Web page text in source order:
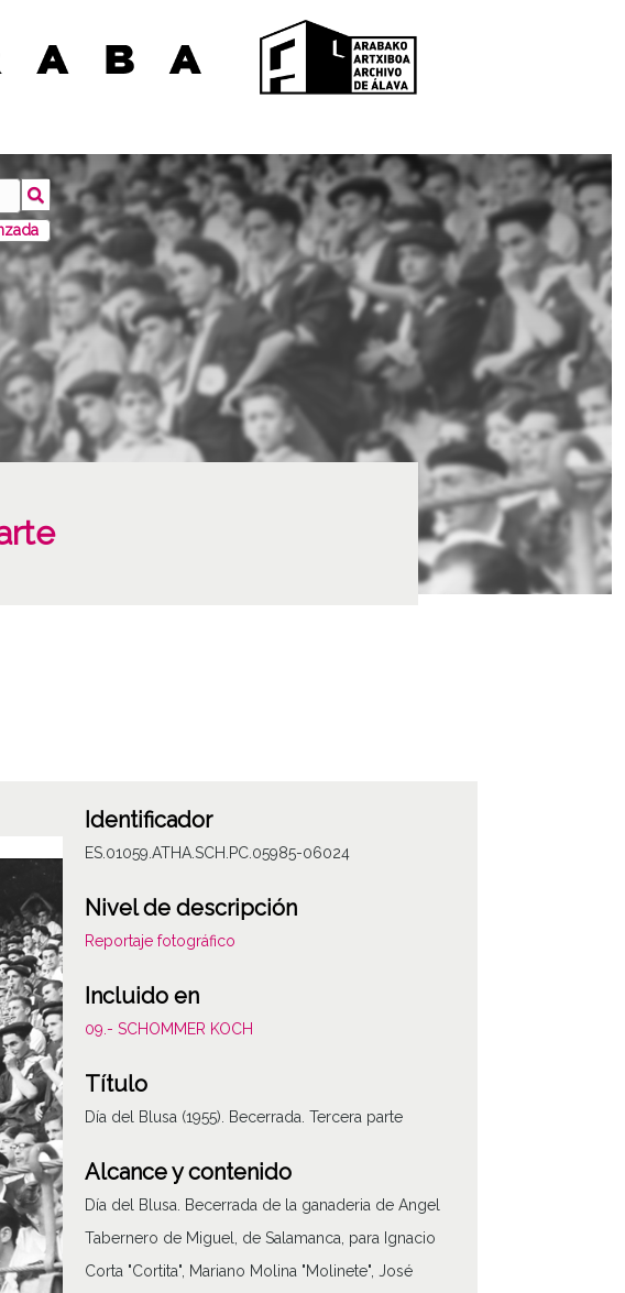
Identificador
ES.01059.ATHA.SCH.PC.05985-06024
Nivel de descripción
Reportaje fotográfico
Incluido en
09.- SCHOMMER KOCH
Título
Día del Blusa (1955). Becerrada. Tercera parte
Alcance y contenido
Día del Blusa. Becerrada de la ganaderia de Angel
Tabernero de Miguel, de Salamanca, para Ignacio
Corta "Cortita", Mariano Molina "Molinete", José